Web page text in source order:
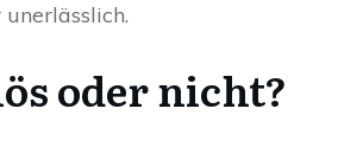
oder nicht?